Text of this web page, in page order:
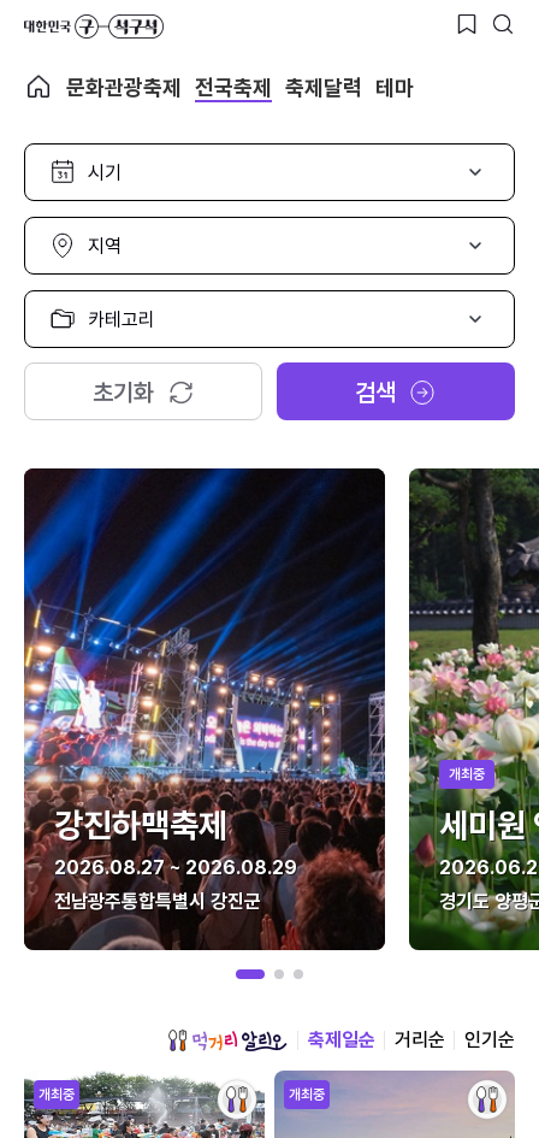
문화관광축제 전국축제 축제달력 테마
시
선
택
지
선
택
카
고
리
택
초기화 검색
강진하맥축제
2026.08.27 ~ 2026.08.29
전남광주통합특별시 강진군
개최중
세미원
경기도 양평
축제일순 거리순 인기순
개최중 개최중